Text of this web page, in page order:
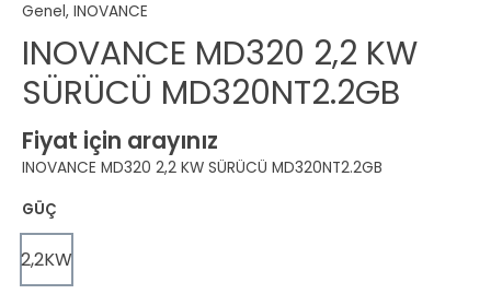
Genel, INOVANCE
INOVANCE MD320 2,2 KW
SÜRÜCÜ MD320NT2.2GB
Fiyat için arayınız
INOVANCE MD320 2,2 KW SÜRÜCÜ MD320NT2.2GB
GÜÇ
2,2KW